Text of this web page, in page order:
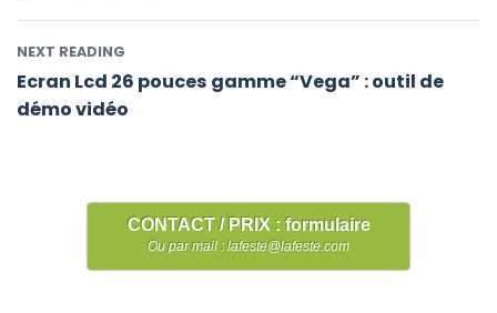
NEXT READING
Ecran Lcd 26 pouces gamme “Vega” : outil de
démo vidéo
CONTACT / PRIX : formulaire
Ou par mail : lafeste@lafeste.com